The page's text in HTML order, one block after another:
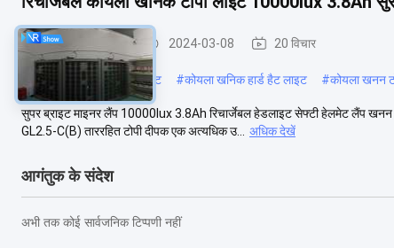
कोयला खनन प्रकाश 2024-03-08 20 विचार
कोयला खनिक के लिए हेडलाइट #कोयला खनिक हार्ड हैट लाइट #कोयला खनन
सुपर ब्राइट माइनर लैंप 10000lux 3.8Ah रिचार्जेबल हेडलाइट सेफ्टी हेलमेट लैंप
GL2.5-C(B) ताररहित टोपी दीपक एक अत्यधिक उ...
अधिक देखें
आगंतुक के संदेश
अभी तक कोई सार्वजनिक टिप्पणी नहीं